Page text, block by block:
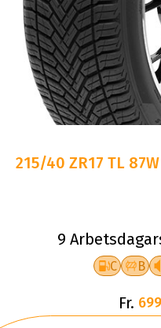
215/40 ZR17 TL
9
C B
Fr.